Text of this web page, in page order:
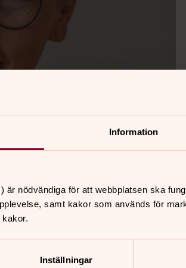
Information
är nödvändiga för att webbplatsen ska
samt kakor som används för
Inställningar